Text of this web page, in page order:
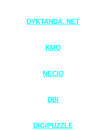
DYKTANDA. NET
KMO
NECIO
DBI
DIGIPUZZLE